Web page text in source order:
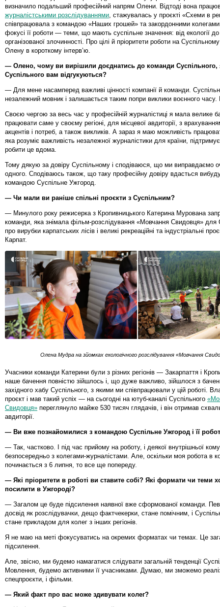
визначило подальший професійний напрям Олени. Відтоді вона
журналістськими розслідуваннями , стажувалась у проєкті «Схеми в
співпрацювала з командою «Наших грошей» та закордонними
фокусі її роботи — теми, що мають суспільне значення: від екології до
організованої злочинності. Про цілі й пріоритети роботи на
Олену в короткому інтерв’ю.
— Олено, чому ви вирішили доєднатись до команди Суспільного,
Суспільного вам відгукуються?
— Для мене насамперед важливі цінності компанії й команди.
незалежний мовник і залишається таким попри виклики воєнного
Своєю чергою за весь час у професійній журналістиці я мала велике
працювати саме у своєму регіоні, для місцевої авдиторії, з
акцентів і потреб, а також викликів. А зараз я маю можливість
яка розуміє важливість незалежної журналістики для країни, підтримує
робити це вдома.
Тому дякую за довіру Суспільному і сподіваюся, що ми виправдаємо
одного. Сподіваюсь також, що таку професійну довіру вдасться
командою Суспільне Ужгород.
— Чи мали ви раніше спільні проєкти з Суспільним?
— Минулого року режисерка з Кропивницького Катерина Мурована
команди, яка знімала фільм-розслідування «Мовчання Свидовця» для
про вирубки карпатських лісів і великі рекреаційні та індустріальні
Карпат.
Олена Мудра на зйомках екологічного розслідування «Мовчання
Учасники команди Катерини були з різних регіонів — Закарпаття і
наше бачення повністю зійшлось і, що дуже важливо, зійшлося з
західного хабу Суспільного, з якими ми співпрацювали у цій роботі.
проєкт і мав такий успіх — на сьогодні на ютуб-каналі Суспільного
Свидовця» переглянуло майже 530 тисяч глядачів, і він отримав
авдиторії.
— Ви вже познайомилися з командою Суспільне Ужгород і її
— Так, частково. І під час прийому на роботу, і деякої внутрішньої
безпосередньо з колегами-журналістами. Але, оскільки моя робота в
починається з 6 липня, то все ще попереду.
— Які пріоритети в роботі ви ставите собі? Які формати чи теми
посилити в Ужгороді?
— Загалом це буде підсилення наявної вже сформованої команди.
досвід як розслідувачки, дещо фактчекерки, стане помічним, і
стане прикладом для колег з інших регіонів.
Я не маю на меті фокусуватись на окремих форматах чи темах. Це
підсилення.
Але, звісно, ми будемо намагатися слідувати загальній тенденції
Мовлення, будемо активними її учасниками. Думаю, ми зможемо
спецпроєкти, і фільми.
— Який факт про вас може здивувати колег?